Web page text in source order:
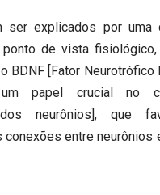
explicados por uma
de vista
BDNF [Fator Neurotrófico
papel crucial no
neurônios], que
entre neurônios